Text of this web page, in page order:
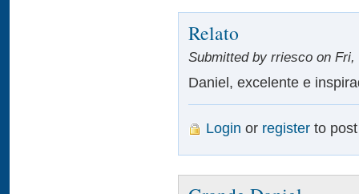
Relato
Submitted by rriesco on Fri,
Daniel, excelente e
Login or register to